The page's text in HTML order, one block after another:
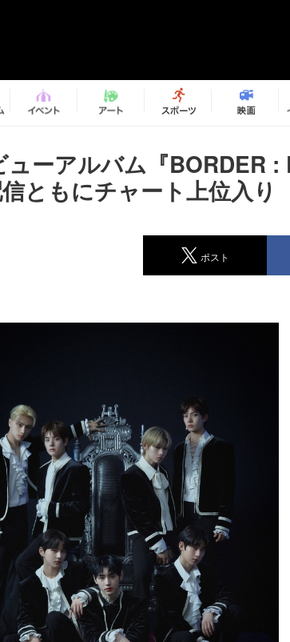
ーアルバム『BORDER :
ともにチャート上位入り
ポスト